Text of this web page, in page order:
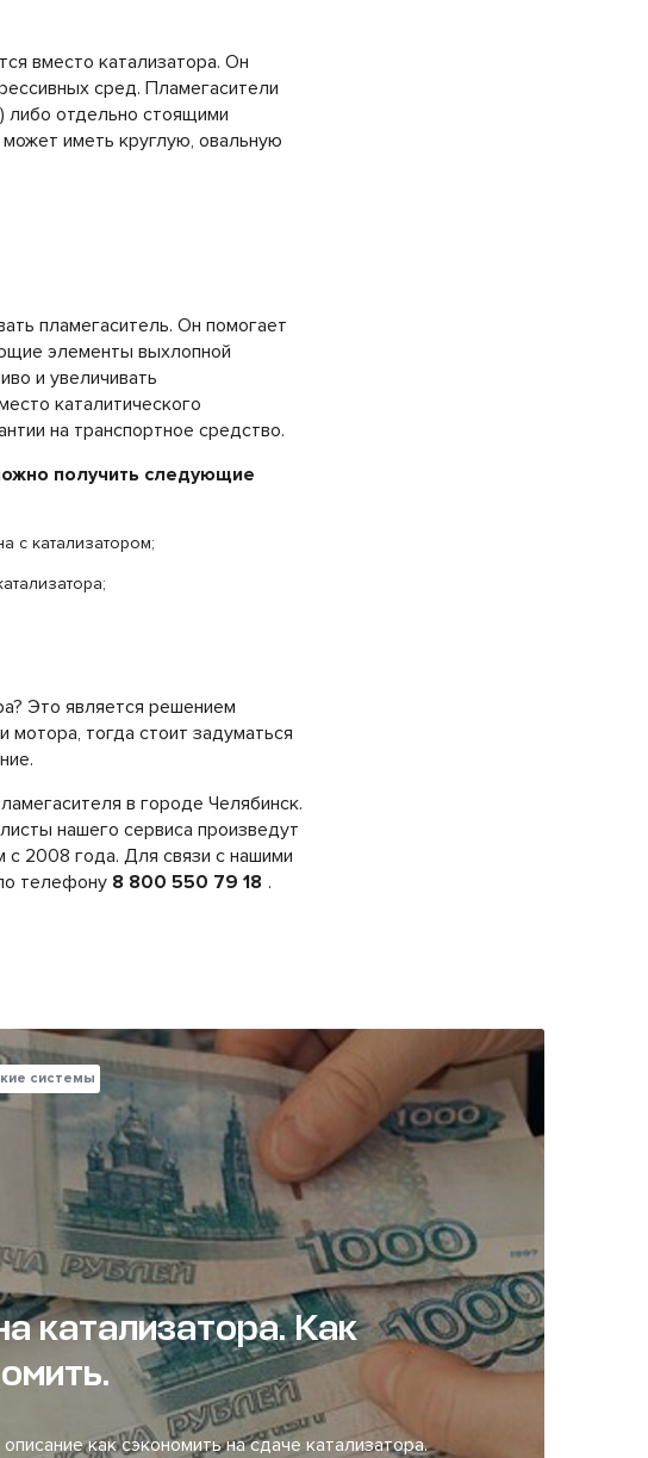
вместо катализатора. Он
сред. Пламегасители
либо отдельно стоящими
иметь круглую, овальную
пламегаситель. Он помогает
элементы выхлопной
и увеличивать
каталитического
на транспортное средство.
получить следующие
с катализатором;
Это является решением
тогда стоит задуматься
в городе Челябинск.
нашего сервиса произведут
2008 года. Для связи с нашими
телефону 8 800 550 79 18 .
системы
катализатора. Как
как сэкономить на сдаче катализатора.